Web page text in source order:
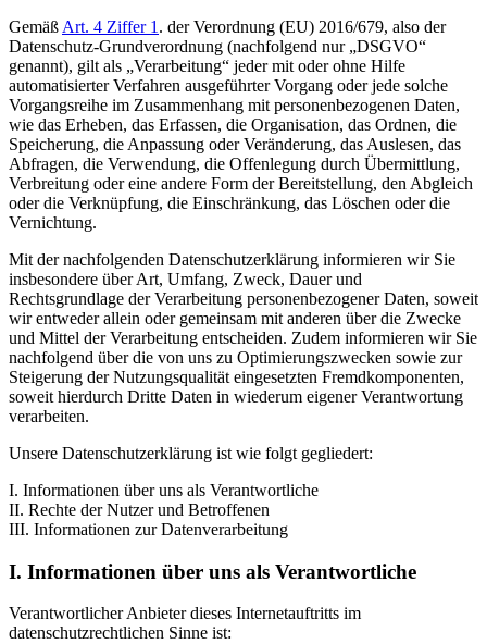
Gemäß Art. 4 Ziffer 1 . der Verordnung (EU) 2016/679, also der
Datenschutz-Grundverordnung (nachfolgend nur „DSGVO“
genannt), gilt als „Verarbeitung“ jeder mit oder ohne Hilfe
automatisierter Verfahren ausgeführter Vorgang oder jede solche
Vorgangsreihe im Zusammenhang mit personenbezogenen Daten,
wie das Erheben, das Erfassen, die Organisation, das Ordnen, die
Speicherung, die Anpassung oder Veränderung, das Auslesen, das
Abfragen, die Verwendung, die Offenlegung durch Übermittlung,
Verbreitung oder eine andere Form der Bereitstellung, den Abgleich
oder die Verknüpfung, die Einschränkung, das Löschen oder die
Vernichtung.
Mit der nachfolgenden Datenschutzerklärung informieren wir Sie
insbesondere über Art, Umfang, Zweck, Dauer und
Rechtsgrundlage der Verarbeitung personenbezogener Daten, soweit
wir entweder allein oder gemeinsam mit anderen über die Zwecke
und Mittel der Verarbeitung entscheiden. Zudem informieren wir Sie
nachfolgend über die von uns zu Optimierungszwecken sowie zur
Steigerung der Nutzungsqualität eingesetzten Fremdkomponenten,
soweit hierdurch Dritte Daten in wiederum eigener Verantwortung
verarbeiten.
Unsere Datenschutzerklärung ist wie folgt gegliedert:
I. Informationen über uns als Verantwortliche
II. Rechte der Nutzer und Betroffenen
III. Informationen zur Datenverarbeitung
I. Informationen über uns als Verantwortliche
Verantwortlicher Anbieter dieses Internetauftritts im
datenschutzrechtlichen Sinne ist: